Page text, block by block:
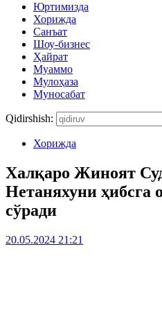
Юртимизда
Хорижда
Санъат
Шоу-бизнес
Ҳайрат
Муаммо
Мулоҳаза
Муносабат
Qidirshish:
Хорижда
Халқаро Жиноят
Нетаняхуни ҳибсга
сўради
20.05.2024 21:21